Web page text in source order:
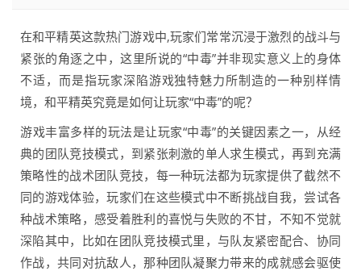
在和平精英这款热门游戏中,玩家们常常沉浸于激烈的战斗与
紧张的角逐之中，这里所说的“中毒”并非现实意义上的身体
不适，而是指玩家深陷游戏独特魅力所制造的一种别样情
境，和平精英究竟是如何让玩家“中毒”的呢？
游戏丰富多样的玩法是让玩家“中毒”的关键因素之一，从经
典的团队竞技模式，到紧张刺激的单人求生模式，再到充满
策略性的战术团队竞技，每一种玩法都为玩家提供了截然不
同的游戏体验，玩家们在这些模式中不断挑战自我，尝试各
种战术策略，感受着胜利的喜悦与失败的不甘，不知不觉就
深陷其中，比如在团队竞技模式里，与队友紧密配合、协同
作战，共同对抗敌人，那种团队凝聚力带来的成就感会驱使